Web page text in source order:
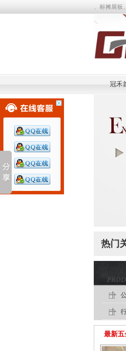
棱柱展架、特装展位、标摊展板、八棱柱
冠禾
热门
最新五